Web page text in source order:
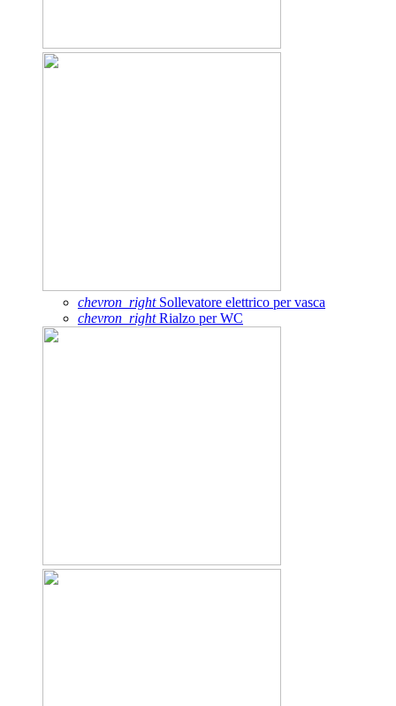
chevron_rightSollevatore elettrico per vasca
chevron_rightRialzo per WC